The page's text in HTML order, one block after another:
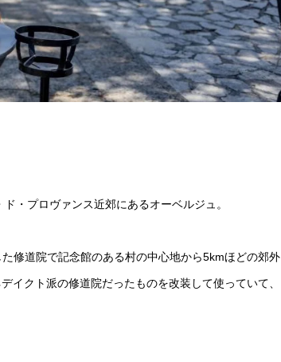
・プロヴァンス近郊にあるオーベルジュ。
修道院で記念館のある村の中心地から5kmほどの郊外
イクト派の修道院だったものを改装して使っていて、